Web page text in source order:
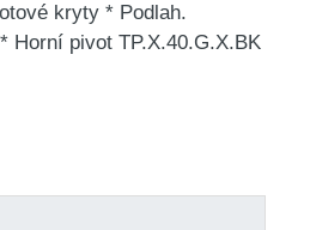
kryty * Podlah.
Horní pivot TP.X.40.G.X.BK